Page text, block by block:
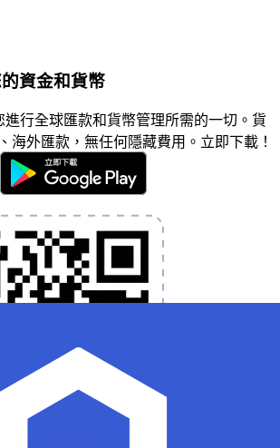
資金和貨幣
行全球匯款和貨幣管理所需的一切。貨
海外匯款，無任何隱藏費用。立即下載！